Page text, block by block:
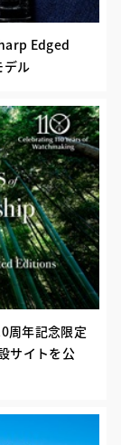
Edged
デル
周年記念限定
サイトを公